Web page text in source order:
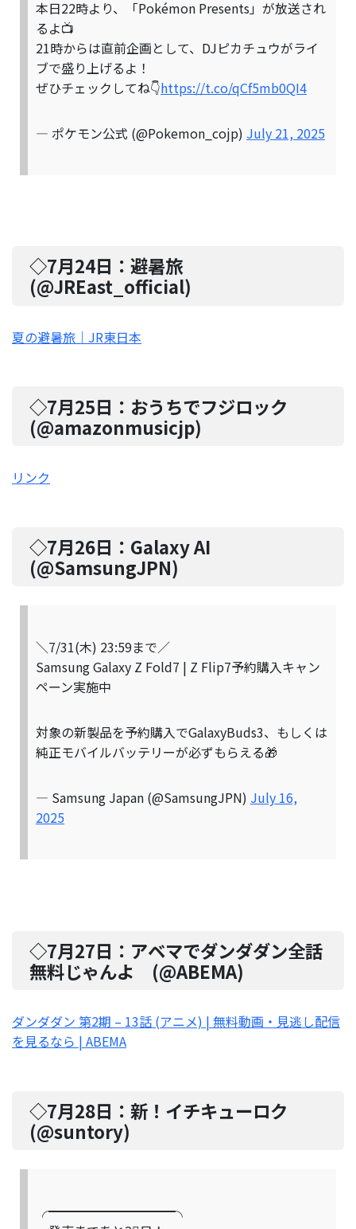
本日22時より、「Pokémon Presents」が放送され
るよ📺
21時からは直前企画として、DJピカチュウがライ
ブで盛り上げるよ！
ぜひチェックしてね👇https://t.co/qCf5mb0QI4
— ポケモン公式 (@Pokemon_cojp) July 21, 2025
◇7月24日：避暑旅
(@JREast_official)
夏の避暑旅｜JR東日本
◇7月25日： おうちでフジロック
(@amazonmusicjp)
リンク
◇7月26日： Galaxy AI
(@SamsungJPN)
＼7/31(木) 23:59まで／
Samsung Galaxy Z Fold7 | Z Flip7予約購入キャン
ペーン実施中
対象の新製品を予約購入でGalaxyBuds3、もしくは
純正モバイルバッテリーが必ずもらえる🎁
— Samsung Japan (@SamsungJPN) July 16,
2025
◇7月27日： アベマでダンダダン全話
無料じゃんよ (@ABEMA)
ダンダダン 第2期 – 13話 (アニメ) | 無料動画・見逃し配信
を見るなら | ABEMA
◇7月28日：新！イチキューロク
(@suntory)
╭━━━━━━━━━━╮